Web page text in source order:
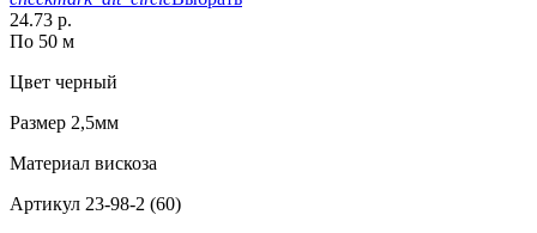
24.73 р.
По 50 м
Цвет черный
Размер 2,5мм
Материал вискоза
Артикул 23-98-2 (60)